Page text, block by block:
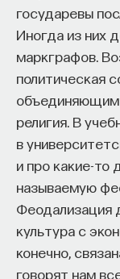
государевы
Иногда из них
маркграфов.
политическая
объединяющим
религия. В
в
и про какие-то
называемую
Феодализация
культура с
конечно,
говорят нам